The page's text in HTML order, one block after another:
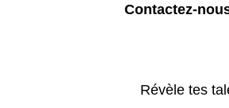
Contactez-
Révèle tes